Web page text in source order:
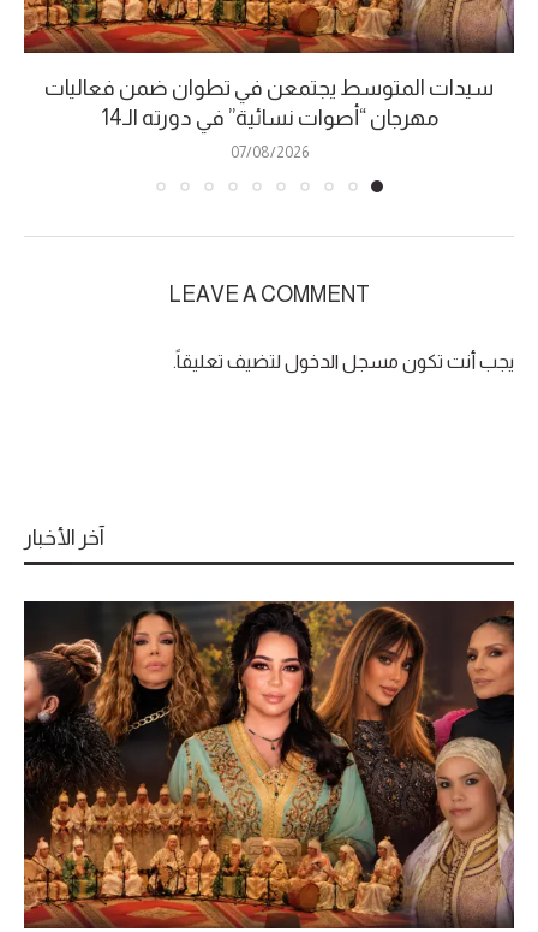
سيدات المتوسط يجتمعن في تطوان ضمن فعاليات
مهرجان “أصوات نسائية” في دورته الـ14
07/08/2026
LEAVE A COMMENT
يجب أنت تكون مسجل الدخول لتضيف تعليقاً.
آخر الأخبار